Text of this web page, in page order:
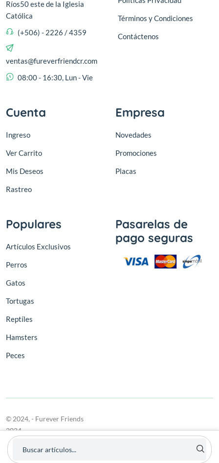
Ríos50 este de la Iglesia
Católica
(+506) - 2226 / 4359
ventas@fureverfriendcr.com
08:00 - 16:30, Lun - Vie
Términos y Condiciones
Contáctenos
Cuenta
Ingreso
Ver Carrito
Mis Deseos
Rastreo
Empresa
Novedades
Promociones
Placas
Populares
Artículos Exclusivos
Perros
Gatos
Tortugas
Reptíles
Hamsters
Peces
Pasarelas de
pago seguras
© 2024, - Furever Friends
2024